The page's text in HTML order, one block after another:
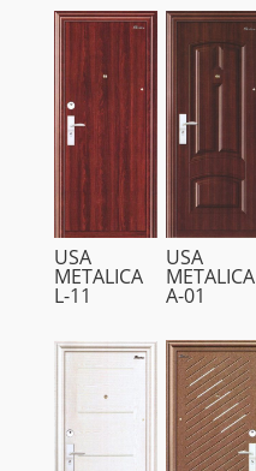
USA
METALICA
L-11
USA
METALICA
A-01